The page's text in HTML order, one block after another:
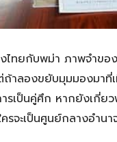
ไทยกับพม่า ภาพจำข
าลองขยับมุมมองมาที่เ
รเป็นคู่ศึก หากยังเกี่
รจะเป็นศูนย์กลางอำ